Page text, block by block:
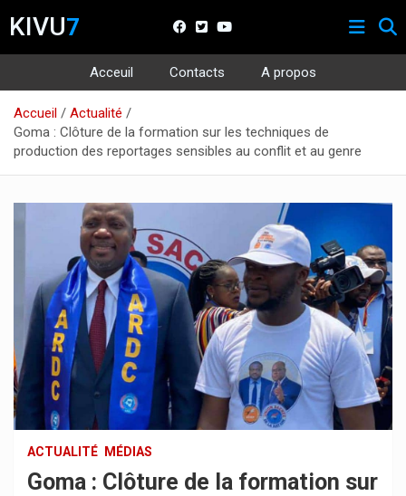
KIVU7
Acceuil Contacts
A propos
contenu
Accueil
Actualité
Goma : Clôture de la formation sur les techniques de
production des reportages sensibles au conflit et au genre
ACTUALITÉ MÉDIAS
Goma : Clôture de la formation sur